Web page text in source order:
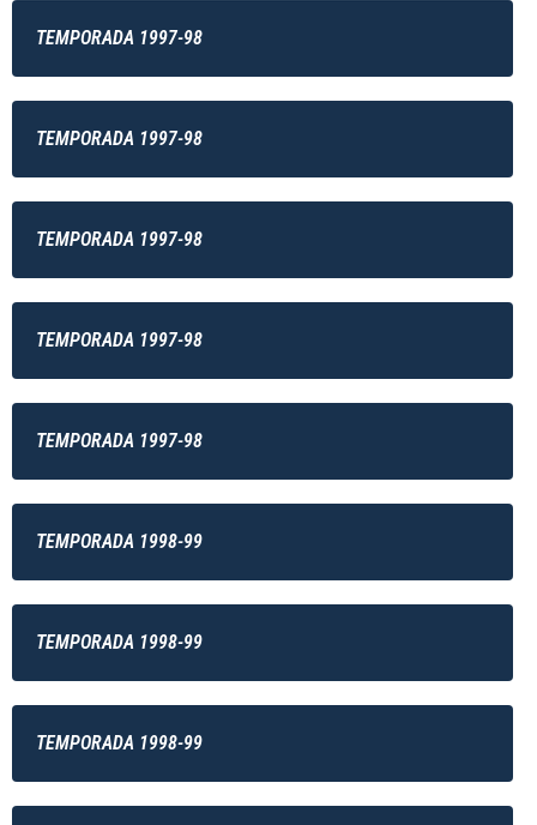
TEMPORADA 1997-98
TEMPORADA 1997-98
TEMPORADA 1997-98
TEMPORADA 1997-98
TEMPORADA 1997-98
TEMPORADA 1998-99
TEMPORADA 1998-99
TEMPORADA 1998-99